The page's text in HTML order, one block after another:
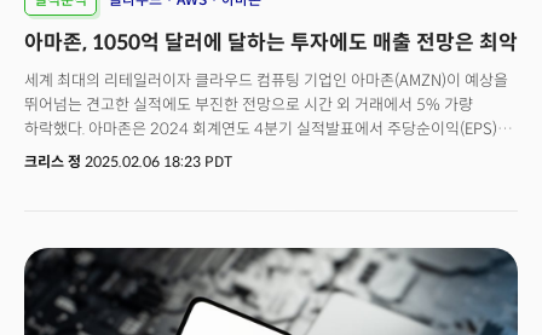
아마존, 1050억 달러에 달하는 투자에도 매출 전망은 최악
세계 최대의 리테일러이자 클라우드 컴퓨팅 기업인 아마존(AMZN)이 예상을
뛰어넘는 견고한 실적에도 부진한 전망으로 시간 외 거래에서 5% 가량
하락했다. 아마존은 2024 회계연도 4분기 실적발표에서 주당순이익(EPS)
1.86달러로 월가의 추정치였던 1.49달러를 상회했다. 주당순이익은 전년
아마존은 예상 매출 1510억 달러에서 1555억 달러로 월가의 예상치였던
1585억 달러를 하회했다. 특히 성장률 전망은 5~9% 수준으로 제시해 예상
범위의 최하단을 기록했다. 실적 자체는 긍정적이었지만 향후 성장 전망이
예상을 크게 하회하면서 투자자 실망감의 원인이 됐다. 달러 강세 역시
크리스 정 2025.02.06 18:23 PDT